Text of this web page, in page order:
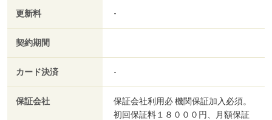
更新料 -
契約期間
カード決済 -
保証会社
保証会社利用必 機関保証加入必須。
初回保証料１８０００円、月額保証